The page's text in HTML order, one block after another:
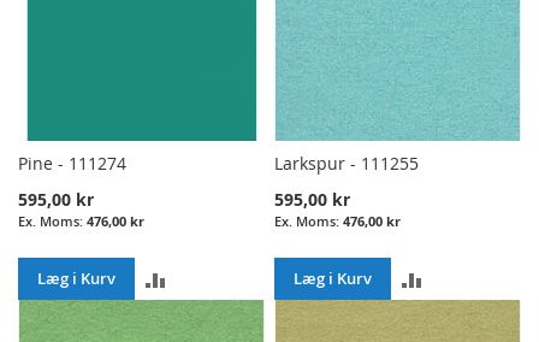
Pine - 111274
595,00 kr
476,00 kr
Læg i Kurv
TO
Larkspur - 111255
595,00 kr
476,00 kr
Læg i Kurv
TO